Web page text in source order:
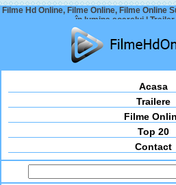
Filme Hd Online, Filme Online, Filme Online
în lumina soarelui |
Acasa
Trailere
Filme
Top 20
Contact